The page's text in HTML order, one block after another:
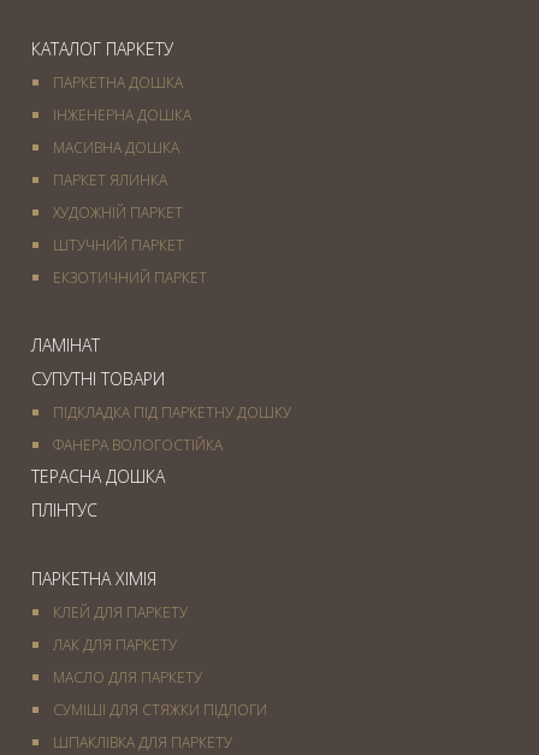
КАТАЛОГ ПАРКЕТУ
ПАРКЕТНА ДОШКА
ІНЖЕНЕРНА ДОШКА
МАСИВНА ДОШКА
ПАРКЕТ ЯЛИНКА
ХУДОЖНІЙ ПАРКЕТ
ШТУЧНИЙ ПАРКЕТ
ЕКЗОТИЧНИЙ ПАРКЕТ
ЛАМІНАТ
СУПУТНІ ТОВАРИ
ПІДКЛАДКА ПІД ПАРКЕТНУ ДОШКУ
ФАНЕРА ВОЛОГОСТІЙКА
ТЕРАСНА ДОШКА
ПЛІНТУС
ПАРКЕТНА ХІМІЯ
КЛЕЙ ДЛЯ ПАРКЕТУ
ЛАК ДЛЯ ПАРКЕТУ
МАСЛО ДЛЯ ПАРКЕТУ
СУМІШІ ДЛЯ СТЯЖКИ ПІДЛОГИ
ШПАКЛІВКА ДЛЯ ПАРКЕТУ